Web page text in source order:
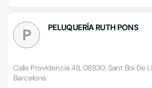
P PELUQUERÍA RUTH PONS
Calle Providencia 48, 08830, Sant Boi De
Barcelona